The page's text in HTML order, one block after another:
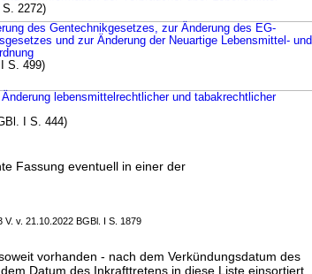
2272)
des Gentechnikgesetzes, zur Änderung des EG-
und zur Änderung der Neuartige Lebensmittel- und
S. 499)
lebensmittelrechtlicher und tabakrechtlicher
I S. 444)
Fassung eventuell in einer der
v. 21.10.2022 BGBl. I S. 1879
vorhanden - nach dem Verkündungsdatum des
Datum des Inkrafttretens in diese Liste einsortiert